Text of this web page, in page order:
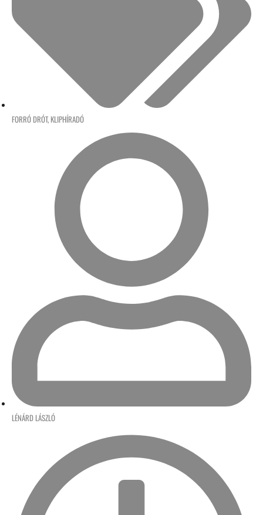
FORRÓ DRÓT, KLIPHÍRADÓ
LÉNÁRD LÁSZLÓ